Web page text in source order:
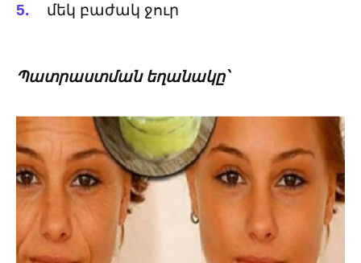
մեկ բաժակ ջուր
Պատրաստման եղանակը՝